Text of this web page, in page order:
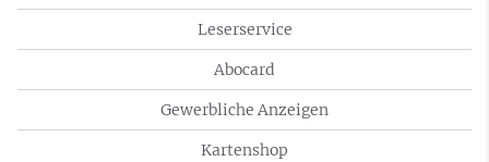
Leserservice
Abocard
Gewerbliche Anzeigen
Kartenshop